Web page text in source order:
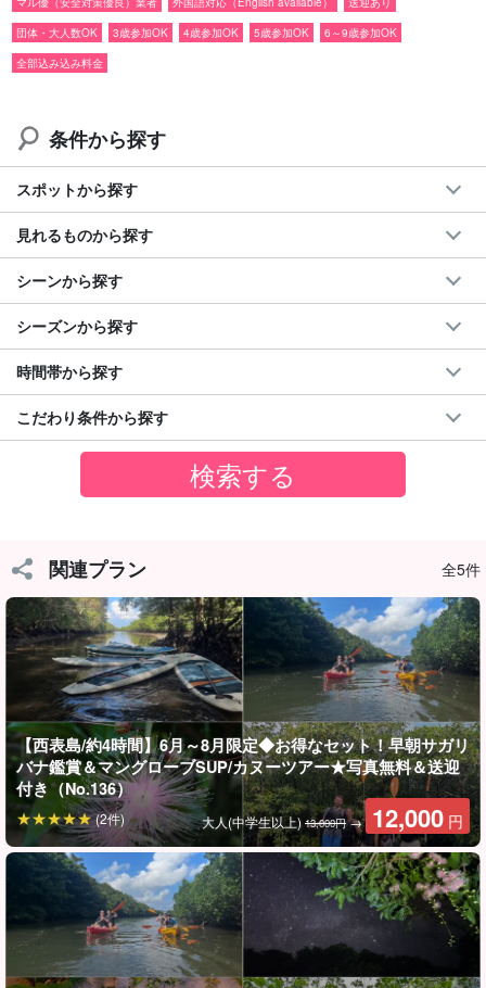
この時期だけの幻想的な体験を
この時期を選んで西表島を訪れる旅行者も少なくありません。サ
ガリバナが見頃を迎えるこの季節に、西表島に来る方は必見です
サガリバナとは？
サガリバナの花言葉は『幸運が訪れる』
太陽が西表島の水平線に落ちていく夕方から夜にかけて咲き
始め、夜明けとともに儚く散ってしまう”幻の花”サガリバナ
です。
団体・大人数OK
3歳参加OK 4歳参加OK 5歳参加OK
6～9歳参加OK
全部込み込み料金
条件から探す
スポットから探す
見れるものから探す
シーンから探す
シーズンから探す
時間帯から探す
こだわり条件から探す
関連プラン 全5件
【西表島/約4時間】6月～8月限定◆お得なセット！早朝サガリ
バナ鑑賞＆マングローブSUP/カヌーツアー★写真無料＆送迎
付き（No.136）
大人(中学生以上) 13,000円→ 12,000 円
(2件)